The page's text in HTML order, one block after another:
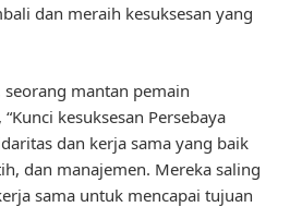
dan meraih kesuksesan yang
mantan pemain
kesuksesan Persebaya
dan kerja sama yang baik
dan manajemen. Mereka saling
sama untuk mencapai tujuan